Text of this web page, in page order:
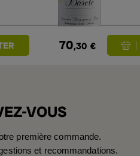
70,30 €
VOUS
première commande.
et recommandations.